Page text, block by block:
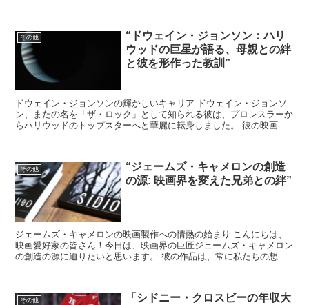
その他
“ドウェイン・ジョンソン：ハリ
ウッドの巨星が語る、母親との絆
と彼を形作った教訓”
ドウェイン・ジョンソンの輝かしいキャリア ドウェイン・ジョンソ
ン、またの名を「ザ・ロック」として知られる彼は、プロレスラーか
らハリウッドのトップスターへと華麗に転身しました。 彼の映画は
その他
“ジェームズ・キャメロンの創造
の源: 映画界を変えた兄弟との絆”
ジェームズ・キャメロンの映画製作への情熱の始まり こんにちは、
映画愛好家の皆さん！今日は、映画界の巨匠ジェームズ・キャメロン
の創造の源に迫りたいと思います。 彼の作品は、常に私たちの想像
その他
「シドニー・クロスビーの年収大